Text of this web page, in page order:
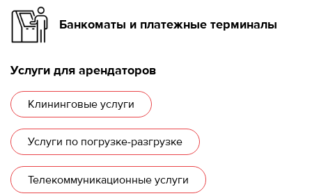
Банкоматы и платежные терминалы
Услуги для арендаторов
Клининговые услуги
Услуги по погрузке-разгрузке
Телекоммуникационные услуги